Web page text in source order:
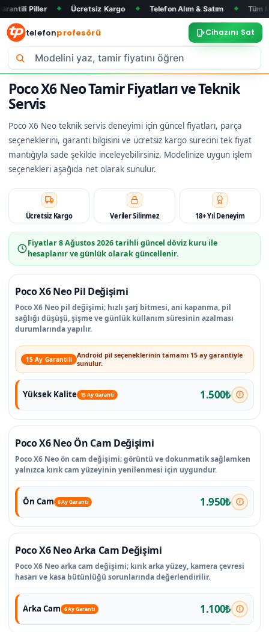
◆ Ücretsiz Kargo ◆ Telefon Alım & Satım ◆ Tüm Marka ve
telefonprofesörü Cihazını Sat
Poco X6 Neo Tamir Fiyatları ve Teknik
Servis
Poco X6 Neo teknik servis deneyimi için güncel fiyatları, parça
seçeneklerini, garanti bilgisini ve ücretsiz kargo sürecini tek fiyat
mantığıyla sade şekilde inceleyebilirsiniz. Modelinize uygun işlem
seçenekleri aşağıda net olarak sunulur.
Ücretsiz Kargo Veriler Silinmez 18+ Yıl Deneyim
Fiyatlar8 Ağustos 2026tarihli güncel döviz kuru ile
hesaplanır ve günlük olarak güncellenir.
Poco X6 Neo Pil Değişimi
Poco X6 Neo pil değişimi; hızlı şarj bitmesi, ani kapanma, pil
sağlığı düşüşü, şişme ve günlük kullanım süresinin azalması
durumlarında yapılır.
15 Ay Garantili Android pil seçeneklerinin tamamı 15 ay garantiyle
sunulur.
Yüksek Kalite 15 Ay Garanti 1.500₺
Poco X6 Neo Ön Cam Değişimi
Poco X6 Neo ön cam değişimi; görüntü ve dokunmatik sağlamken
yalnızca kırık cam yüzeyinin yenilenmesi için uygundur.
Ön Cam 6 Ay Garanti 1.950₺
Poco X6 Neo Arka Cam Değişimi
Poco X6 Neo arka cam değişimi; kırık arka yüzey, kamera çevresi
hasarı ve kasa bütünlüğü sorunlarında değerlendirilir.
Arka Cam 6 Ay Garanti 1.100₺